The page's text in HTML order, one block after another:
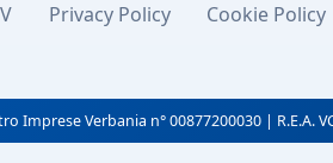
Privacy Policy Cookie Policy
Verbania n° 00877200030 | R.E.A.